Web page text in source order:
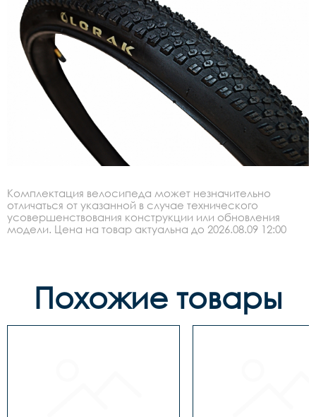
Комплектация велосипеда может незначительно
отличаться от указанной в случае технического
усовершенствования конструкции или обновления
модели. Цена на товар актуальна до 2026.08.09 12:00
Похожие товары